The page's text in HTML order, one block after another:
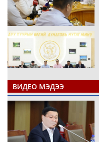
ВИДЕО МЭДЭЭ